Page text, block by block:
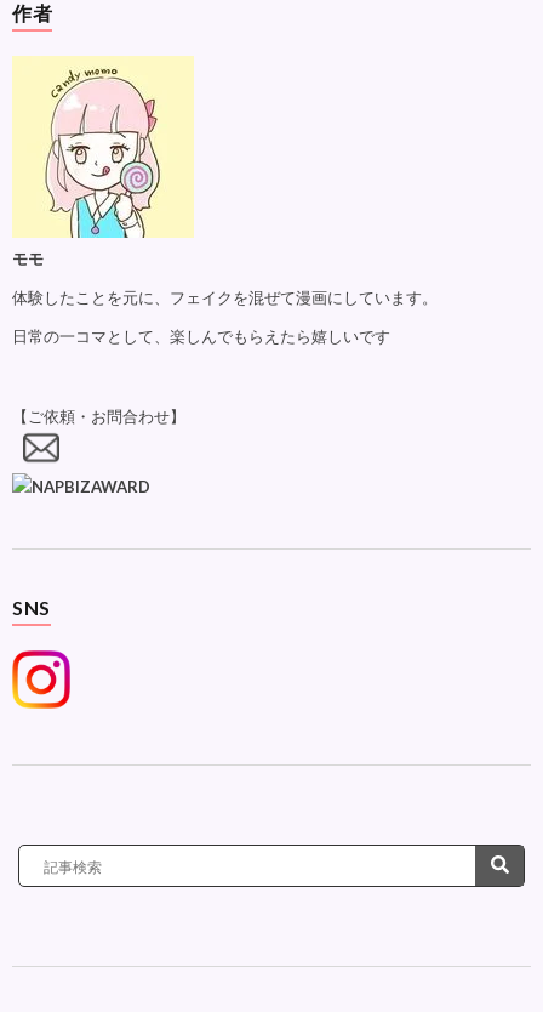
作者
モモ
体験したことを元に、フェイクを混ぜて漫画にしています。
日常の一コマとして、楽しんでもらえたら嬉しいです
【ご依頼・お問合わせ】
SNS